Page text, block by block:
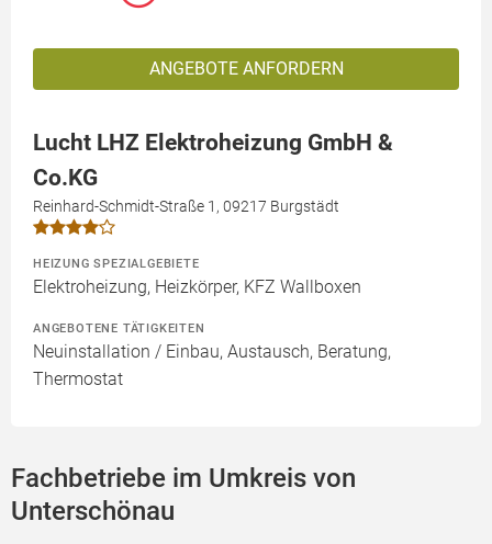
ANGEBOTE ANFORDERN
Lucht LHZ Elektroheizung GmbH &
Co.KG
Reinhard-Schmidt-Straße 1, 09217 Burgstädt
HEIZUNG SPEZIALGEBIETE
Elektroheizung, Heizkörper, KFZ Wallboxen
ANGEBOTENE TÄTIGKEITEN
Neuinstallation / Einbau, Austausch, Beratung,
Thermostat
Fachbetriebe im Umkreis von
Unterschönau